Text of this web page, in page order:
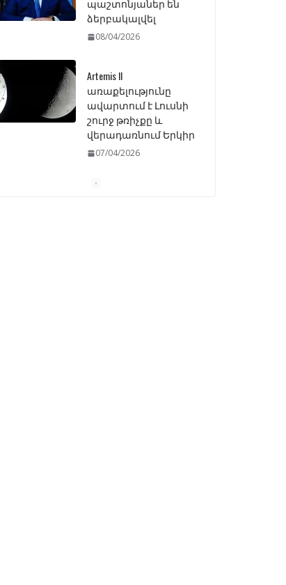
ավարտում է Լուսնի
շուրջ թռիչքը և
վերադառնում Երկիր
ԱԺ–ում առաջին
ընթերցմամբ
ընդունվեց
«Ընտրական
օրենսգրքի»